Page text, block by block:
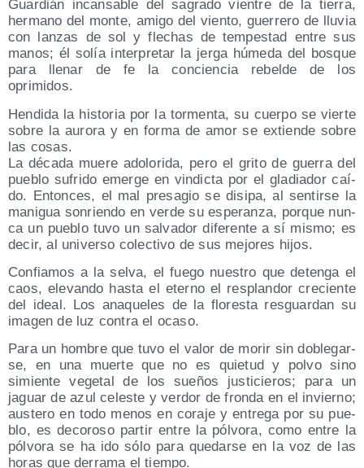
Guar­dián incan­sa­ble del sagra­do vien­tre de la tie­rra,
her­mano del mon­te, ami­go del vien­to, gue­rre­ro de llu­via
con lan­zas de sol y fle­chas de tem­pes­tad entre sus
manos; él solía inter­pre­tar la jer­ga húme­da del bos­que
para lle­nar de fe la con­cien­cia rebel­de de los
oprimidos.
Hen­di­da la his­to­ria por la tor­men­ta, su cuer­po se vier­te
sobre la auro­ra y en for­ma de amor se extien­de sobre
las cosas.
La déca­da mue­re ado­lo­ri­da, pero el gri­to de gue­rra del
pue­blo sufri­do emer­ge en vin­dic­ta por el gla­dia­dor caí­
do. Enton­ces, el mal pre­sa­gio se disi­pa, al sen­tir­se la
mani­gua son­rien­do en ver­de su espe­ran­za, por­que nun­
ca un pue­blo tuvo un sal­va­dor dife­ren­te a sí mis­mo; es
decir, al uni­ver­so colec­ti­vo de sus mejo­res hijos.
Con­fia­mos a la sel­va, el fue­go nues­tro que deten­ga el
caos, ele­van­do has­ta el eterno el res­plan­dor cre­cien­te
del ideal. Los ana­que­les de la flo­res­ta res­guar­dan su
ima­gen de luz con­tra el ocaso.
Para un hom­bre que tuvo el valor de morir sin doble­gar­
se, en una muer­te que no es quie­tud y pol­vo sino
simien­te vege­tal de los sue­ños jus­ti­cie­ros; para un
jaguar de azul celes­te y ver­dor de fron­da en el invierno;
aus­te­ro en todo menos en cora­je y entre­ga por su pue­
blo, es deco­ro­so par­tir entre la pól­vo­ra, como entre la
pól­vo­ra se ha ido sólo para que­dar­se en la voz de las
horas que derra­ma el tiempo.